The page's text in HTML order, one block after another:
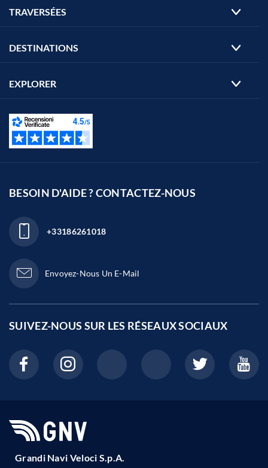
TRAVERSÉES
DESTINATIONS
EXPLORER
BESOIN D'AIDE ? CONTACTEZ-NOUS
+33186261018
Envoyez-Nous Un E-Mail
SUIVEZ-NOUS SUR LES RÉSEAUX SOCIAUX
Grandi Navi Veloci S.p.A.